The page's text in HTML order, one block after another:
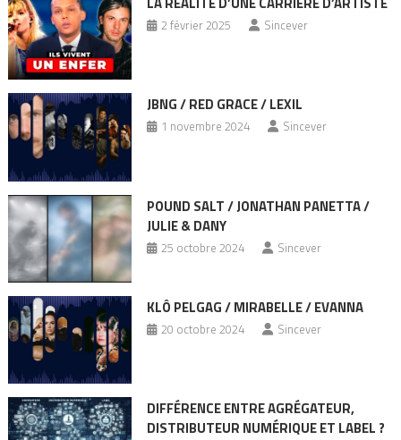
2 février 2025 Sincever
JBNG / RED GRACE / LEXIL
1 novembre 2024 Sincever
POUND SALT / JONATHAN PANETTA /
JULIE & DANY
25 octobre 2024 Sincever
KLÔ PELGAG / MIRABELLE / EVANNA
20 octobre 2024 Sincever
DIFFÉRENCE ENTRE AGRÉGATEUR,
DISTRIBUTEUR NUMÉRIQUE ET LABEL ?